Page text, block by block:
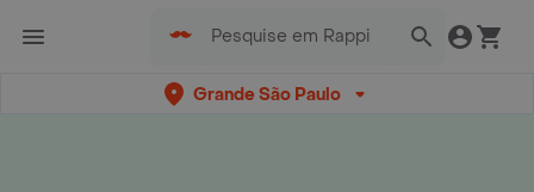
Grande São Paulo